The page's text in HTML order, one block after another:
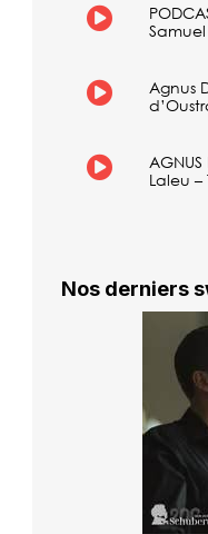
Agnus
Laleu
Nos derniers